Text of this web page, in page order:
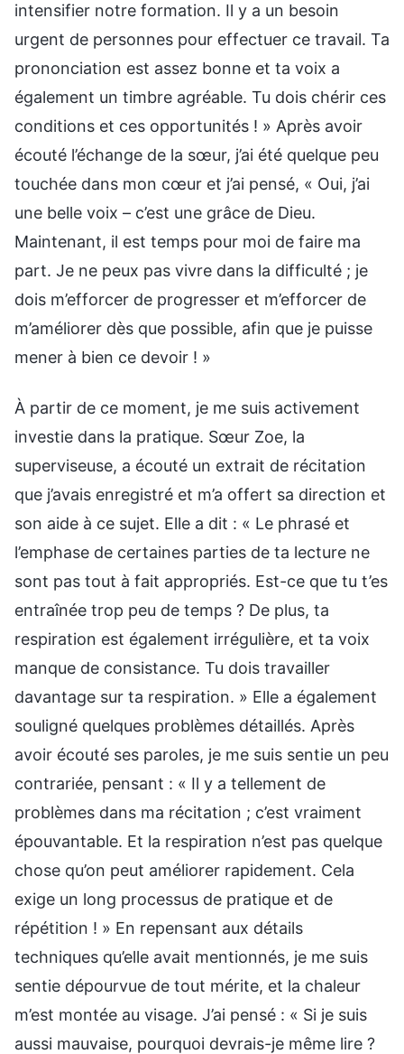
intensifier notre formation. Il y a un besoin
urgent de personnes pour effectuer ce travail. Ta
prononciation est assez bonne et ta voix a
également un timbre agréable. Tu dois chérir ces
conditions et ces opportunités ! » Après avoir
écouté l’échange de la sœur, j’ai été quelque peu
touchée dans mon cœur et j’ai pensé, « Oui, j’ai
une belle voix – c’est une grâce de Dieu.
Maintenant, il est temps pour moi de faire ma
part. Je ne peux pas vivre dans la difficulté ; je
dois m’efforcer de progresser et m’efforcer de
m’améliorer dès que possible, afin que je puisse
mener à bien ce devoir ! »
À partir de ce moment, je me suis activement
investie dans la pratique. Sœur Zoe, la
superviseuse, a écouté un extrait de récitation
que j’avais enregistré et m’a offert sa direction et
son aide à ce sujet. Elle a dit : « Le phrasé et
l’emphase de certaines parties de ta lecture ne
sont pas tout à fait appropriés. Est-ce que tu t’es
entraînée trop peu de temps ? De plus, ta
respiration est également irrégulière, et ta voix
manque de consistance. Tu dois travailler
davantage sur ta respiration. » Elle a également
souligné quelques problèmes détaillés. Après
avoir écouté ses paroles, je me suis sentie un peu
contrariée, pensant : « Il y a tellement de
problèmes dans ma récitation ; c’est vraiment
épouvantable. Et la respiration n’est pas quelque
chose qu’on peut améliorer rapidement. Cela
exige un long processus de pratique et de
répétition ! » En repensant aux détails
techniques qu’elle avait mentionnés, je me suis
sentie dépourvue de tout mérite, et la chaleur
m’est montée au visage. J’ai pensé : « Si je suis
aussi mauvaise, pourquoi devrais-je même lire ?